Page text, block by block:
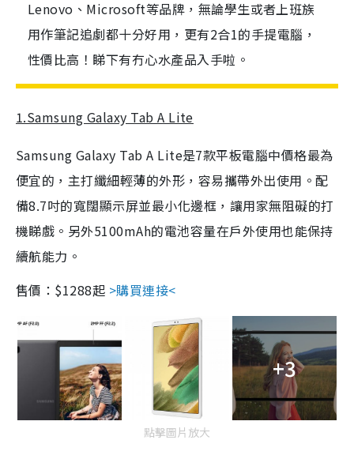
Lenovo、Microsoft等品牌，無論學生或者上班族
用作筆記追劇都十分好用，更有2合1的手提電腦，
性價比高！睇下有冇心水產品入手啦。
1.Samsung Galaxy Tab A Lite
Samsung Galaxy Tab A Lite是7款平板電腦中價格最為
便宜的，主打纖細輕薄的外形，容易攜帶外出使用。配
備8.7吋的寬闊顯示屏並最小化邊框，讓用家無阻礙的打
機睇戲。另外5100mAh的電池容量在戶外使用也能保持
續航能力。
售價：$1288起 >購買連接<
+3
點擊圖片放大